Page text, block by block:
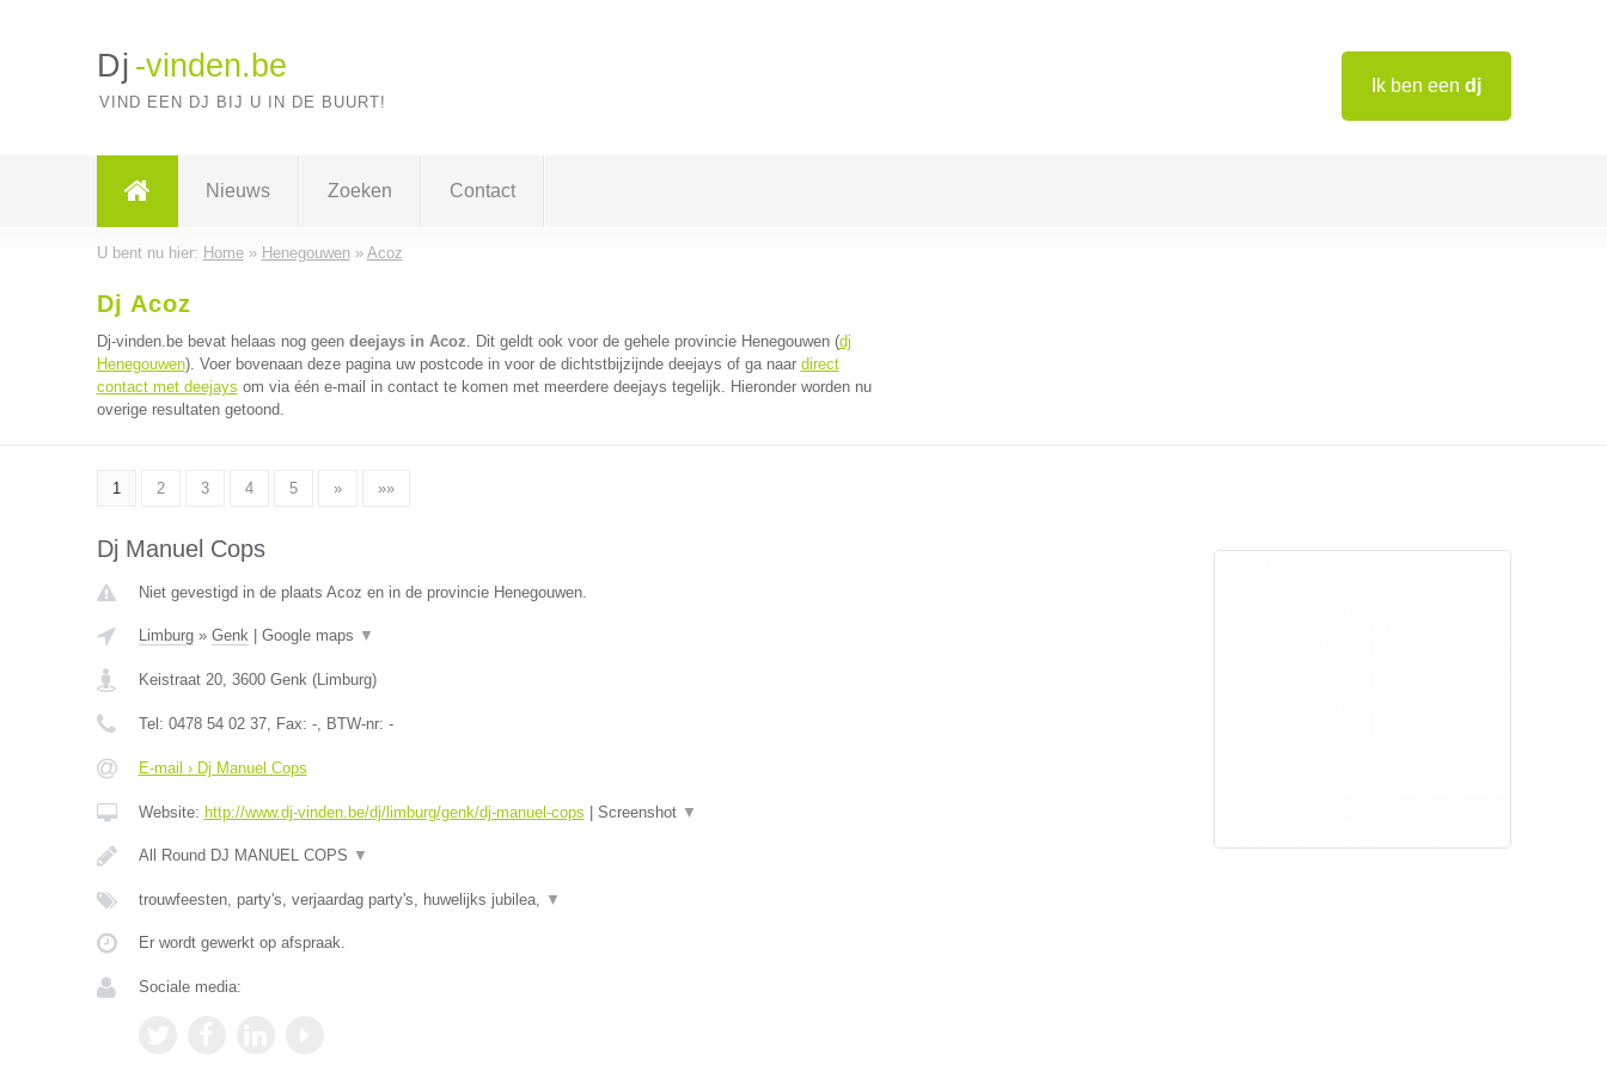
Ik ben een dj
Dj -vinden.be
VIND EEN DJ BIJ U IN DE BUURT!
Nieuws Zoeken Contact
U bent nu hier: Home» Henegouwen» Acoz
Dj Acoz
Dj-vinden.be bevat helaas nog geen deejays in Acoz. Dit geldt ook voor de gehele provincie Henegouwen (dj
Henegouwen). Voer bovenaan deze pagina uw postcode in voor de dichtstbijzijnde deejays of ga naar direct
contact met deejays om via één e-mail in contact te komen met meerdere deejays tegelijk. Hieronder worden nu
overige resultaten getoond.
1 2 3 4 5 » »»
Dj Manuel Cops
Niet gevestigd in de plaats Acoz en in de provincie Henegouwen.
Limburg» Genk| Google maps ▼
Keistraat 20, 3600 Genk(Limburg)
Tel: 0478 54 02 37, Fax: -, BTW-nr: -
E-mail › Dj Manuel Cops
Website: http://www.dj-vinden.be/dj/limburg/genk/dj-manuel-cops Screenshot ▼
All Round DJ MANUEL COPS ▼
trouwfeesten, party's, verjaardag party's, huwelijks jubilea, ▼
Er wordt gewerkt op afspraak.
Sociale media: